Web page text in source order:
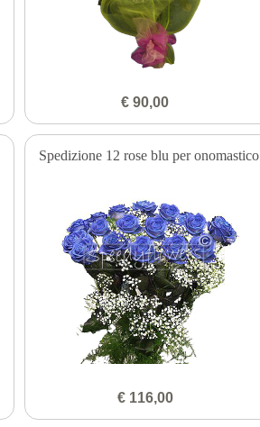
€ 90,00
Spedizione 12 rose blu per onomastico
€ 116,00